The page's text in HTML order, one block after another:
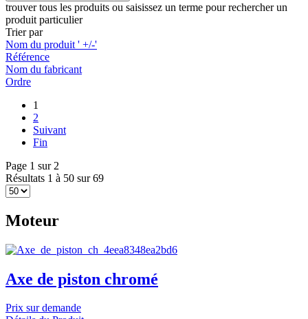
trouver tous les produits ou saisissez un terme pour rechercher un
produit particulier
Trier par
Nom du produit ' +/-'
Référence
Nom du fabricant
Ordre
1
2
Suivant
Fin
Page 1 sur 2
Résultats 1 à 50 sur 69
Moteur
Axe de piston chromé
Prix sur demande